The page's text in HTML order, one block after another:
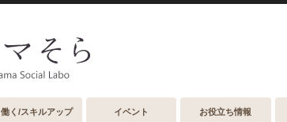
働く/スキルアップ イベント お役立ち情報